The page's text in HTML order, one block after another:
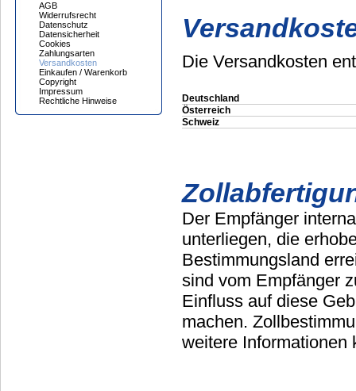
AGB
Widerrufsrecht
Datenschutz
Datensicherheit
Cookies
Zahlungsarten
Versandkosten
Einkaufen / Warenkorb
Copyright
Impressum
Rechtliche Hinweise
Die Versandkosten
Deutschland
Österreich
Schweiz
Der Empfänger
unterliegen, die
Bestimmungsland
sind vom Empfänger
Einfluss auf diese
machen.
weitere Informationen